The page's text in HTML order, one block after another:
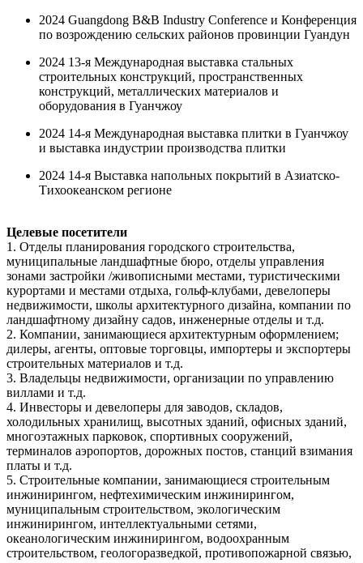
2024 Guangdong B&B Industry Conference и Конференция
по возрождению сельских районов провинции Гуандун
2024 13-я Международная выставка стальных
строительных конструкций, пространственных
конструкций, металлических материалов и
оборудования в Гуанчжоу
2024 14-я Международная выставка плитки в Гуанчжоу
и выставка индустрии производства плитки
2024 14-я Выставка напольных покрытий в Азиатско-
Тихоокеанском регионе
Целевые посетители
1. Отделы планирования городского строительства,
муниципальные ландшафтные бюро, отделы управления
зонами застройки /живописными местами, туристическими
курортами и местами отдыха, гольф-клубами, девелоперы
недвижимости, школы архитектурного дизайна, компании по
ландшафтному дизайну садов, инженерные отделы и т.д.
2. Компании, занимающиеся архитектурным оформлением;
дилеры, агенты, оптовые торговцы, импортеры и экспортеры
строительных материалов и т.д.
3. Владельцы недвижимости, организации по управлению
виллами и т.д.
4. Инвесторы и девелоперы для заводов, складов,
холодильных хранилищ, высотных зданий, офисных зданий,
многоэтажных парковок, спортивных сооружений,
терминалов аэропортов, дорожных постов, станций взимания
платы и т.д.
5. Строительные компании, занимающиеся строительным
инжинирингом, нефтехимическим инжинирингом,
муниципальным строительством, экологическим
инжинирингом, интеллектуальными сетями,
океанологическим инжинирингом, водоохранным
строительством, геологоразведкой, противопожарной связью,